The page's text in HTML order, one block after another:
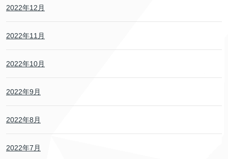
2022年12月
2022年11月
2022年10月
2022年9月
2022年8月
2022年7月